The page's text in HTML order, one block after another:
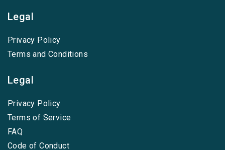
Legal
Privacy Policy
Terms and Conditions
Legal
Privacy Policy
Terms of Service
FAQ
Code of Conduct